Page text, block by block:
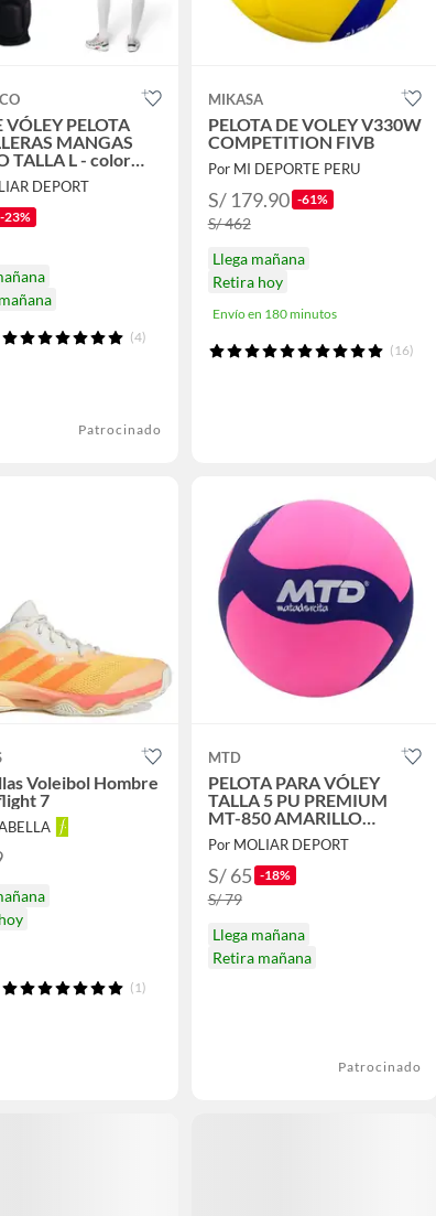
VÓLEY PELOTA
MANGAS
TALLA L - color
DEPORT
-23%
(4)
Patrocinado
MIKASA
PELOTA DE VOLEY V330W
COMPETITION FIVB
Por MI DEPORTE PERU
S/ 179.90 -61%
S/ 462
Llega mañana
Retira hoy
Envío en 180 minutos
(16)
Voleibol Hombre
7
(1)
MTD
PELOTA PARA VÓLEY
TALLA 5 PU PREMIUM
MT-850 AMARILLO
MORADO
Por MOLIAR DEPORT
S/ 65 -18%
S/ 79
Llega mañana
Retira mañana
Patrocinado